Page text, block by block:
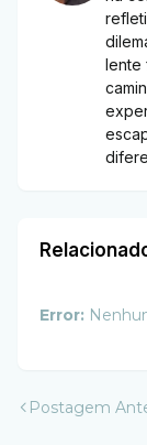
lente
Error:
Postagem